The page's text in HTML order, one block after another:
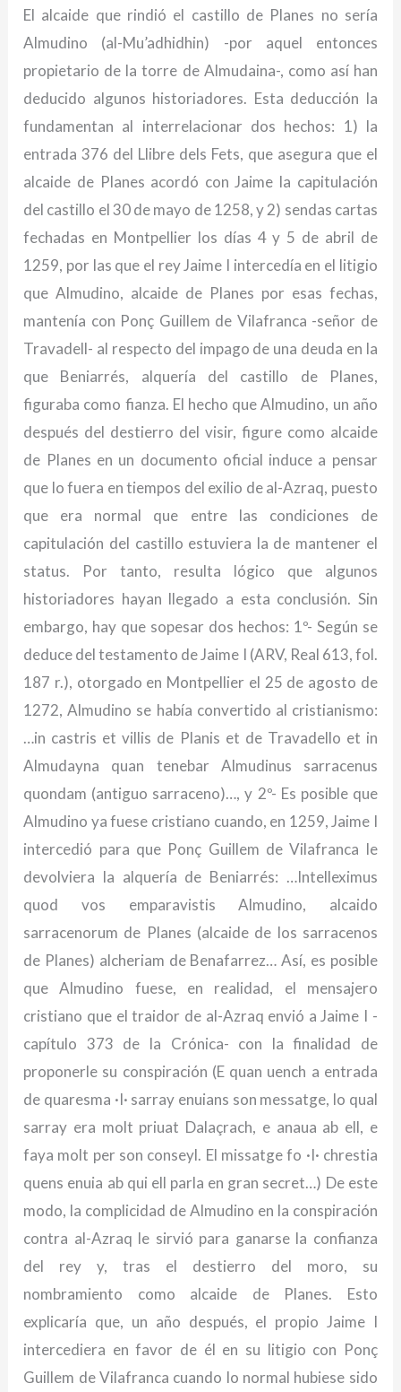
El alcaide que rindió el castillo de Planes no sería
Almudino (al-Mu’adhidhin) -por aquel entonces
propietario de la torre de Almudaina-, como así han
deducido algunos historiadores. Esta deducción la
fundamentan al interrelacionar dos hechos: 1) la
entrada 376 del Llibre dels Fets, que asegura que el
alcaide de Planes acordó con Jaime la capitulación
del castillo el 30 de mayo de 1258, y 2) sendas cartas
fechadas en Montpellier los días 4 y 5 de abril de
1259, por las que el rey Jaime I intercedía en el litigio
que Almudino, alcaide de Planes por esas fechas,
mantenía con Ponç Guillem de Vilafranca -señor de
Travadell- al respecto del impago de una deuda en la
que Beniarrés, alquería del castillo de Planes,
figuraba como fianza. El hecho que Almudino, un año
después del destierro del visir, figure como alcaide
de Planes en un documento oficial induce a pensar
que lo fuera en tiempos del exilio de al-Azraq, puesto
que era normal que entre las condiciones de
capitulación del castillo estuviera la de mantener el
status. Por tanto, resulta lógico que algunos
historiadores hayan llegado a esta conclusión. Sin
embargo, hay que sopesar dos hechos: 1º- Según se
deduce del testamento de Jaime I (ARV, Real 613, fol.
187 r.), otorgado en Montpellier el 25 de agosto de
1272, Almudino se había convertido al cristianismo:
…in castris et villis de Planis et de Travadello et in
Almudayna quan tenebar Almudinus sarracenus
quondam (antiguo sarraceno)…, y 2º- Es posible que
Almudino ya fuese cristiano cuando, en 1259, Jaime I
intercedió para que Ponç Guillem de Vilafranca le
devolviera la alquería de Beniarrés: …Intelleximus
quod vos emparavistis Almudino, alcaido
sarracenorum de Planes (alcaide de los sarracenos
de Planes) alcheriam de Benafarrez… Así, es posible
que Almudino fuese, en realidad, el mensajero
cristiano que el traidor de al-Azraq envió a Jaime I -
capítulo 373 de la Crónica- con la finalidad de
proponerle su conspiración (E quan uench a entrada
de quaresma ·I· sarray enuians son messatge, lo qual
sarray era molt priuat Dalaçrach, e anaua ab ell, e
faya molt per son conseyl. El missatge fo ·I· chrestia
quens enuia ab qui ell parla en gran secret…) De este
modo, la complicidad de Almudino en la conspiración
contra al-Azraq le sirvió para ganarse la confianza
del rey y, tras el destierro del moro, su
nombramiento como alcaide de Planes. Esto
explicaría que, un año después, el propio Jaime I
intercediera en favor de él en su litigio con Ponç
Guillem de Vilafranca cuando lo normal hubiese sido